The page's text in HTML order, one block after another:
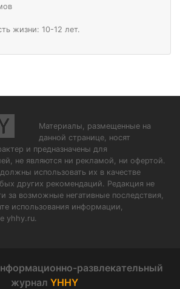
жизни: 10-12 лет.
Материалы, размещенные на
данной странице, носят
и предназначены для
не являются ни рекламой, ни офертой.
использовать их в качестве
других рекомендаций. Редакция не
за возможные негативные последствия,
использования информации,
yhhy.ru.
развлекательный
журнал YHHY